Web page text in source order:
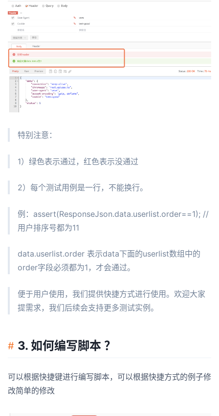
特别注意：
1）绿色表示通过，红色表示没通过
2）每个测试用例是一行，不能换行。
例：assert(ResponseJson.data.userlist.order==1); //
用户排序号都为11
data.userlist.order 表示data下面的userlist数组中的
order字段必须都为1，才会通过。
便于用户使用，我们提供快捷方式进行使用。欢迎大家
提需求，我们后续会支持更多测试实例。
3. 如何编写脚本 ？
可以根据快捷键进行编写脚本，可以根据快捷方式的例子修
改简单的修改